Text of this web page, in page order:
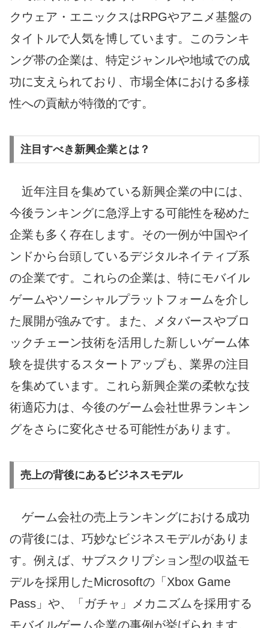
クウェア・エニックスはRPGやアニメ基盤の
タイトルで人気を博しています。このランキ
ング帯の企業は、特定ジャンルや地域での成
功に支えられており、市場全体における多様
性への貢献が特徴的です。
注目すべき新興企業とは？
近年注目を集めている新興企業の中には、
今後ランキングに急浮上する可能性を秘めた
企業も多く存在します。その一例が中国やイ
ンドから台頭しているデジタルネイティブ系
の企業です。これらの企業は、特にモバイル
ゲームやソーシャルプラットフォームを介し
た展開が強みです。また、メタバースやブロ
ックチェーン技術を活用した新しいゲーム体
験を提供するスタートアップも、業界の注目
を集めています。これら新興企業の柔軟な技
術適応力は、今後のゲーム会社世界ランキン
グをさらに変化させる可能性があります。
売上の背後にあるビジネスモデル
ゲーム会社の売上ランキングにおける成功
の背後には、巧妙なビジネスモデルがありま
す。例えば、サブスクリプション型の収益モ
デルを採用したMicrosoftの「Xbox Game
Pass」や、「ガチャ」メカニズムを採用する
モバイルゲーム企業の事例が挙げられます。